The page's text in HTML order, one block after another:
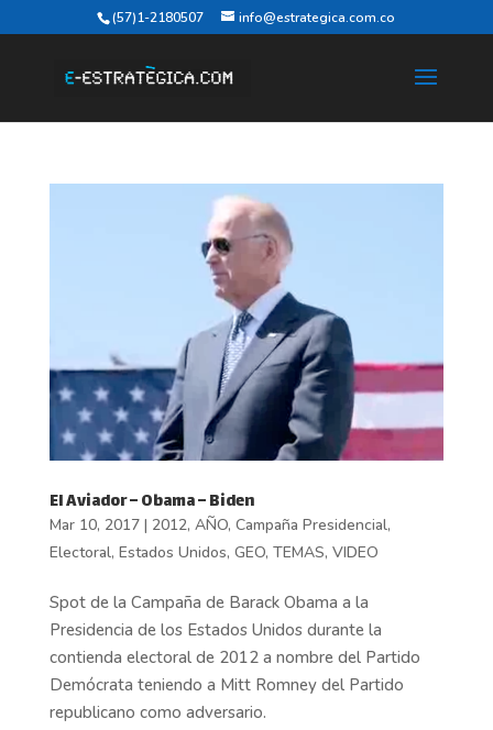
(57)1-2180507 info@estrategica.com.co
El Aviador – Obama – Biden
Mar 10, 2017| 2012, AÑO, Campaña Presidencial,
Electoral, Estados Unidos, GEO, TEMAS, VIDEO
Spot de la Campaña de Barack Obama a la
Presidencia de los Estados Unidos durante la
contienda electoral de 2012 a nombre del Partido
Demócrata teniendo a Mitt Romney del Partido
republicano como adversario.